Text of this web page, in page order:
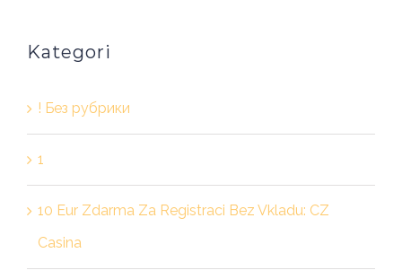
Kategori
! Без рубрики
1
10 Eur Zdarma Za Registraci Bez Vkladu: CZ
Casina